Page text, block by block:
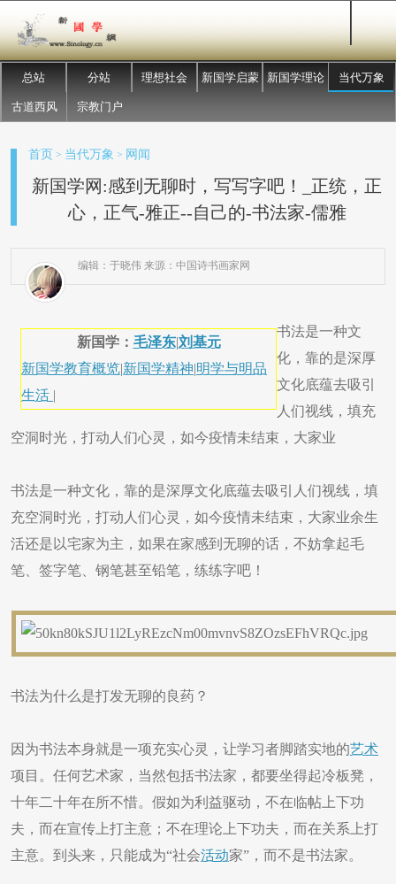
总站 分站 理想社会 新国学启蒙 新国学理论 当代万象
古道西风 宗教门户
首页 > 当代万象 > 网闻
新国学网:感到无聊时，写写字吧！_正统，正
心，正气-雅正--自己的-书法家-儒雅
编辑：于晓伟 来源：中国诗书画家网
新国学： 毛泽东|刘基元
新国学教育概览|新国学精神|明学与明品
生活 |
书法是一种文
化，靠的是深厚
文化底蕴去吸引
人们视线，填充
空洞时光，打动人们心灵，如今疫情未结束，大家业
书法是一种文化，靠的是深厚文化底蕴去吸引人们视线，填
充空洞时光，打动人们心灵，如今疫情未结束，大家业余生
活还是以宅家为主，如果在家感到无聊的话，不妨拿起毛
笔、签字笔、钢笔甚至铅笔，练练字吧！
书法为什么是打发无聊的良药？
因为书法本身就是一项充实心灵，让学习者脚踏实地的艺术
项目。任何艺术家，当然包括书法家，都要坐得起冷板凳，
十年二十年在所不惜。假如为利益驱动，不在临帖上下功
夫，而在宣传上打主意；不在理论上下功夫，而在关系上打
主意。到头来，只能成为“社会活动家”，而不是书法家。